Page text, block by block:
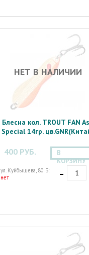
НЕТ В НАЛИЧИИ
Блесна кол. TROUT FAN
Special 14гр.
400 РУБ.
ул. Куйбышева, 80 Б:
нет
В
КОРЗИНУ
-